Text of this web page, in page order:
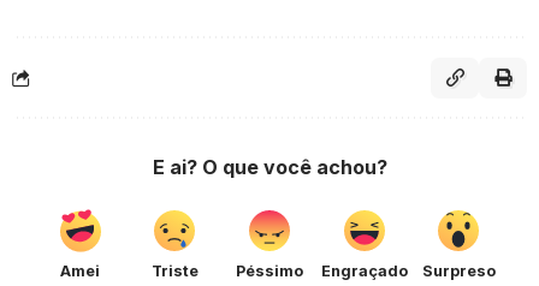
E ai? O que você achou?
Amei Triste Péssimo Engraçado Surpreso